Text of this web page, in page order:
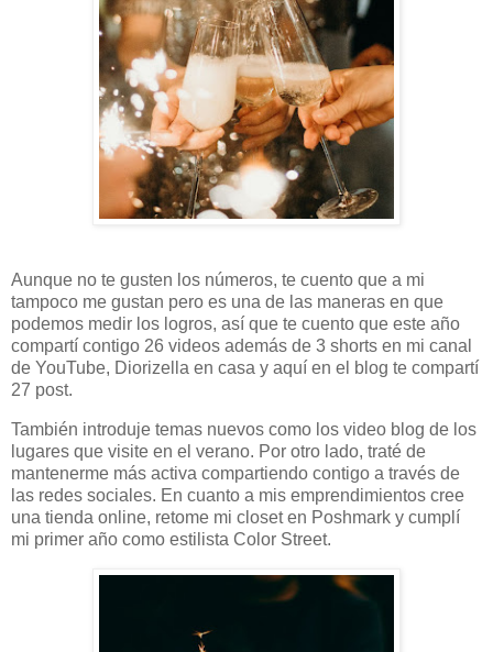
Aunque no te gusten los números, te cuento que a mi
tampoco me gustan pero es una de las maneras en que
podemos medir los logros, así que te cuento que este año
compartí contigo 26 videos además de 3 shorts en mi canal
de YouTube, Diorizella en casa y aquí en el blog te compartí
27 post.
También introduje temas nuevos como los video blog de los
lugares que visite en el verano. Por otro lado, traté de
mantenerme más activa compartiendo contigo a través de
las redes sociales. En cuanto a mis emprendimientos cree
una tienda online, retome mi closet en Poshmark y cumplí
mi primer año como estilista Color Street.